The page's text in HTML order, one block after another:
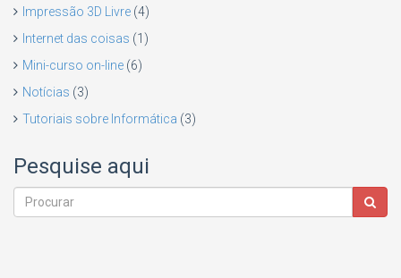
Impressão 3D Livre (4)
Internet das coisas (1)
Mini-curso on-line (6)
Notícias (3)
Tutoriais sobre Informática (3)
Pesquise aqui